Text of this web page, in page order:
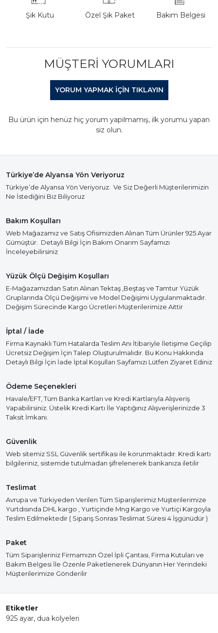
Şık Kutu Özel Şık Paket Bakım Belgesi
MÜŞTERI YORUMLARI
YORUM YAPMAK IÇIN TIKLAYIN
Bu ürün için henüz hiç yorum yapılmamış, ilk yorumu yapan
siz olun.
Türkiye’de Alyansa Yön Veriyoruz
Türkiye’de Alyansa Yön Veriyoruz. Ve Siz Değerli Müşterilerimizin
Ne İstediğini Biz Biliyoruz
Bakım Koşulları
Web Mağazamız ve Satış Ofisimizden Alınan Tüm Ürünler 925 Ayar
Gümüştür. Detaylı Bilgi İçin Bakım Onarım Sayfamızı
İnceleyebilirsiniz
Yüzük Ölçü Değişim Koşulları
E-Mağazamızdan Satın Alınan Tektaş ,Beştaş ve Tamtur Yüzük
Gruplarında Ölçü Değişimi ve Model Değişimi Uygulanmaktadır.
Değişim Sürecinde Kargo Ücretleri Müşterilerimize Aittir
İptal / İade
Firma Kaynaklı Tüm Hatalarda Teslim Anı İtibariyle İletişime Geçilip
Ücretsiz Değişim İçin Talep Oluşturulmalıdır. Bu Konu Hakkında
Detaylı Bilgi İçin İade İptal Koşulları Sayfamızı Lütfen Ziyaret Ediniz
Ödeme Seçenekleri
Havale/EFT, Tüm Banka Kartları ve Kredi Kartlarıyla Alışveriş
Yapabilirsiniz. Üstelik Kredi Kartı İle Yaptığınız Alışverişlerinizde 3
Taksit İmkanı.
Güvenlik
Web sitemiz SSL Güvenlik sertifikası ile korunmaktadır. Kredi kartı
bilgileriniz, sistemde tutulmadan şifrelenerek bankanıza iletilir
Teslimat
Avrupa ve Türkiyeden Verilen Tüm Siparişlerimiz Müşterilerimize
Yurtdısında DHL kargo , Yurtiçinde Mng Kargo ve Yurtiçi Kargoyla
Teslim Edilmektedir ( Sipariş Sonrası Teslimat Süresi 4 İşgünüdür )
Paket
Tüm Siparişleriniz Firmamızın Özel İpli Çantası, Firma Kutuları ve
Bakım Belgesi İle Özenle Paketlenerek Dünyanın Her Yerindeki
Müşterilerimize Gönderilir
Etiketler
925 ayar, dua kolyeleri